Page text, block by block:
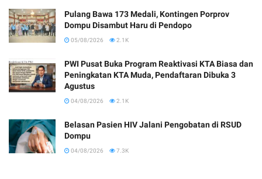
Pulang Bawa 173 Medali, Kontingen Porprov
Dompu Disambut Haru di Pendopo
05/08/2026 2.1K
PWI Pusat Buka Program Reaktivasi KTA Biasa dan
Peningkatan KTA Muda, Pendaftaran Dibuka 3
Agustus
04/08/2026 2.1K
Belasan Pasien HIV Jalani Pengobatan di RSUD
Dompu
04/08/2026 7.3K